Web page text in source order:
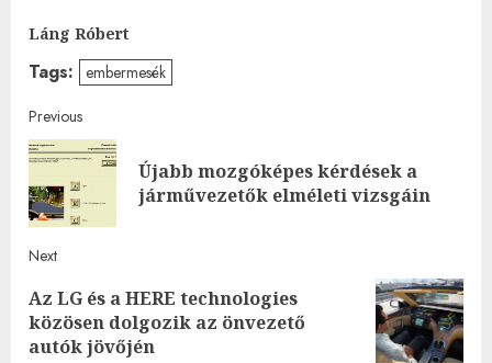
Láng Róbert
Tags: embermesék
Post
navigation
Previous
Újabb mozgóképes kérdések a
járművezetők elméleti vizsgáin
Next
Next
post:
Az LG és a HERE technologies
közösen dolgozik az önvezető
autók jövőjén